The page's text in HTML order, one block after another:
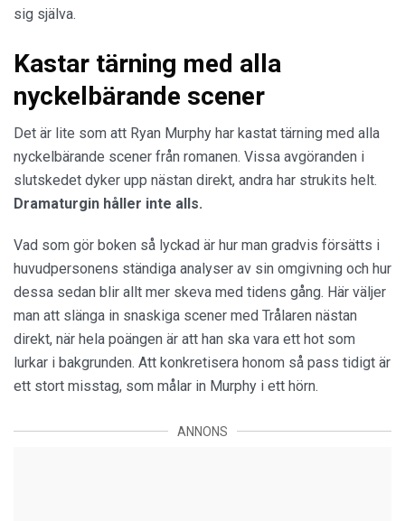
sig själva.
Kastar tärning med alla
nyckelbärande scener
Det är lite som att Ryan Murphy har kastat tärning med alla
nyckelbärande scener från romanen. Vissa avgöranden i
slutskedet dyker upp nästan direkt, andra har strukits helt.
Dramaturgin håller inte alls.
Vad som gör boken så lyckad är hur man gradvis försätts i
huvudpersonens ständiga analyser av sin omgivning och hur
dessa sedan blir allt mer skeva med tidens gång. Här väljer
man att slänga in snaskiga scener med Trålaren nästan
direkt, när hela poängen är att han ska vara ett hot som
lurkar i bakgrunden. Att konkretisera honom så pass tidigt är
ett stort misstag, som målar in Murphy i ett hörn.
ANNONS